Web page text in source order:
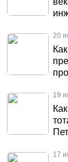
20
19
17